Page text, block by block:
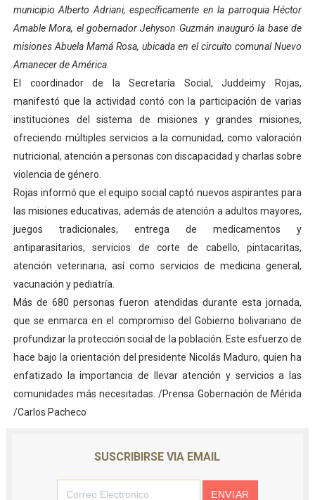
El Lactario del Iahula celebra la Semana Mundial de la
Plan Vacacional "Venezuela Ríe 2026" brinda
Iniciación al yoga reúne a diversos clubes deportivos
Mincomunas impulsa el autogobierno en Mérida con
Expertos inspeccionan espacios del OAN para la
municipio Alberto Adriani, específicamente en la parroquia Héctor
Amable Mora, el gobernador Jehyson Guzmán inauguró la base de
misiones Abuela Mamá Rosa, ubicada en el circuito comunal Nuevo
Amanecer de América.
El coordinador de la Secretaría Social, Juddeimy Rojas,
manifestó que la actividad contó con la participación de varias
instituciones del sistema de misiones y grandes misiones,
ofreciendo múltiples servicios a la comunidad, como valoración
nutricional, atención a personas con discapacidad y charlas sobre
violencia de género.
Rojas informó que el equipo social captó nuevos aspirantes para
las misiones educativas, además de atención a adultos mayores,
juegos tradicionales, entrega de medicamentos y
antiparasitarios, servicios de corte de cabello, pintacaritas,
atención veterinaria, así como servicios de medicina general,
vacunación y pediatría.
Más de 680 personas fueron atendidas durante esta jornada,
que se enmarca en el compromiso del Gobierno bolivariano de
profundizar la protección social de la población. Este esfuerzo de
hace bajo la orientación del presidente Nicolás Maduro, quien ha
enfatizado la importancia de llevar atención y servicios a las
comunidades más necesitadas. /Prensa Gobernación de Mérida
/Carlos Pacheco
SUSCRIBIRSE VIA EMAIL